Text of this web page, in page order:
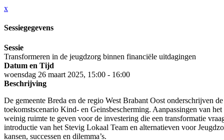
x
Sessiegegevens
Sessie
Transformeren in de jeugdzorg binnen financiële uitdagingen
Datum en Tijd
woensdag 26 maart 2025, 15:00 - 16:00
Beschrijving
De gemeente Breda en de regio West Brabant Oost onderschrijven
toekomstscenario Kind- en Geinsbescherming. Aanpassingen van
weinig ruimte te geven voor de investering die een transformatie
introductie van het Stevig Lokaal Team en alternatieven voor
kansen, successen en dilemma’s.